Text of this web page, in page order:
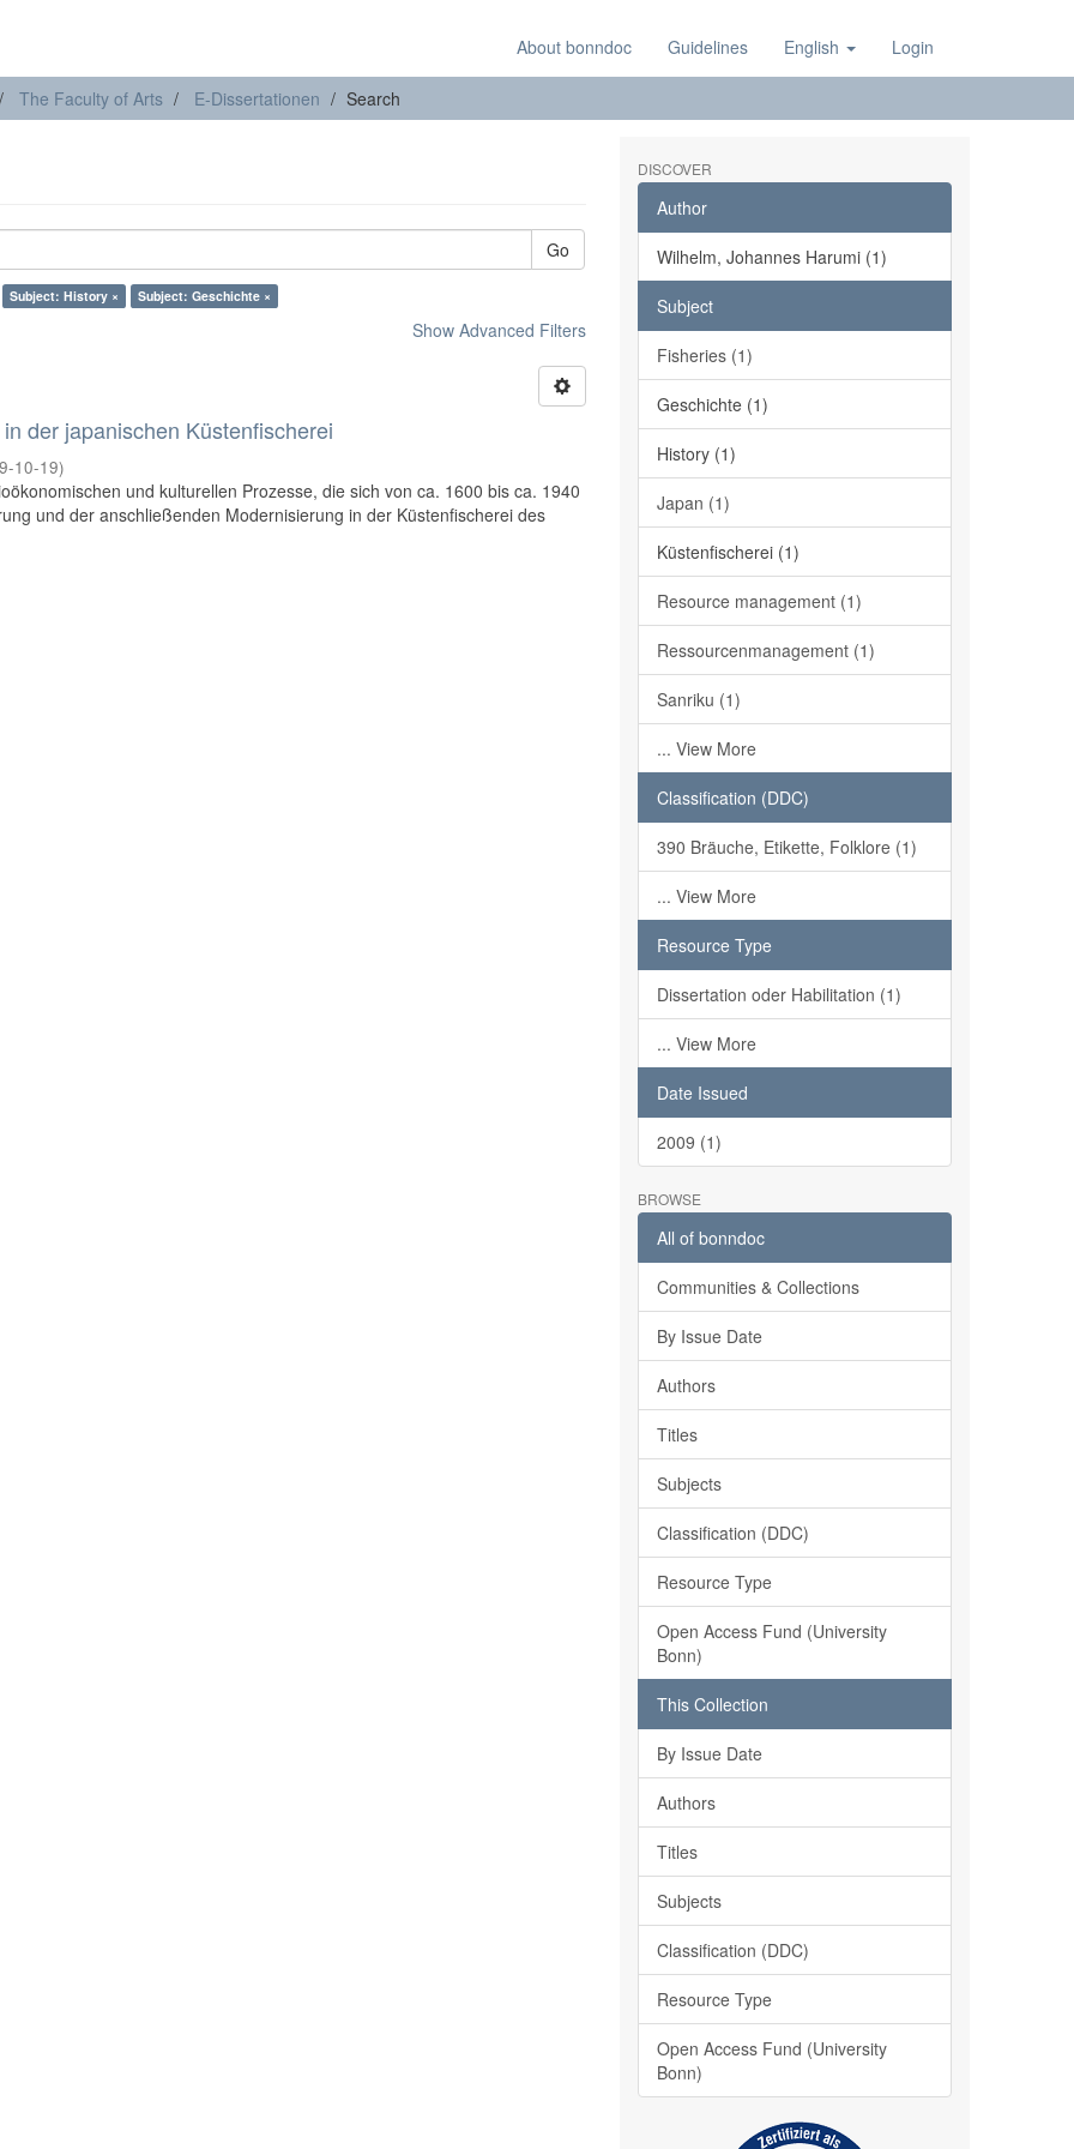
About bonndoc Guidelines English Login
The Faculty of Arts E-Dissertationen Search
Go
Subject: History × Subject: Geschichte ×
Show Advanced Filters
der japanischen Küstenfischerei
10-19)
und kulturellen Prozesse, die sich von ca. 1600 bis ca. 1940
und der anschließenden Modernisierung in der Küstenfischerei des
DISCOVER
Author
Wilhelm, Johannes Harumi (1)
Subject
Fisheries (1)
Geschichte (1)
History (1)
Japan (1)
Küstenfischerei (1)
Resource management (1)
Ressourcenmanagement (1)
Sanriku (1)
... View More
Classification (DDC)
390 Bräuche, Etikette, Folklore (1)
... View More
Resource Type
Dissertation oder Habilitation (1)
... View More
Date Issued
2009 (1)
BROWSE
All of bonndoc
Communities & Collections
By Issue Date
Authors
Titles
Subjects
Classification (DDC)
Resource Type
Open Access Fund (University
Bonn)
This Collection
By Issue Date
Authors
Titles
Subjects
Classification (DDC)
Resource Type
Open Access Fund (University
Bonn)